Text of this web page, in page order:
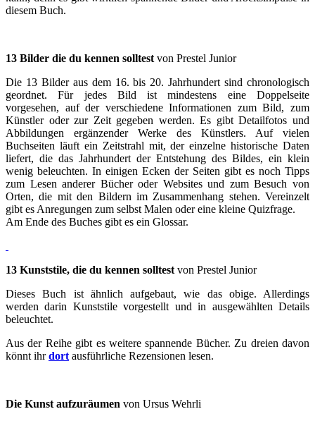
diesem Buch.
13 Bilder die du kennen solltest von Prestel Junior
Die 13 Bilder aus dem 16. bis 20. Jahrhundert sind chronologisch
geordnet. Für jedes Bild ist mindestens eine Doppelseite
vorgesehen, auf der verschiedene Informationen zum Bild, zum
Künstler oder zur Zeit gegeben werden. Es gibt Detailfotos und
Abbildungen ergänzender Werke des Künstlers. Auf vielen
Buchseiten läuft ein Zeitstrahl mit, der einzelne historische Daten
liefert, die das Jahrhundert der Entstehung des Bildes, ein klein
wenig beleuchten. In einigen Ecken der Seiten gibt es noch Tipps
zum Lesen anderer Bücher oder Websites und zum Besuch von
Orten, die mit den Bildern im Zusammenhang stehen. Vereinzelt
gibt es Anregungen zum selbst Malen oder eine kleine Quizfrage.
Am Ende des Buches gibt es ein Glossar.
13 Kunststile, die du kennen solltest von Prestel Junior
Dieses Buch ist ähnlich aufgebaut, wie das obige. Allerdings
werden darin Kunststile vorgestellt und in ausgewählten Details
beleuchtet.
Aus der Reihe gibt es weitere spannende Bücher. Zu dreien davon
könnt ihrdort ausführliche Rezensionen lesen.
Die Kunst aufzuräumen von Ursus Wehrli